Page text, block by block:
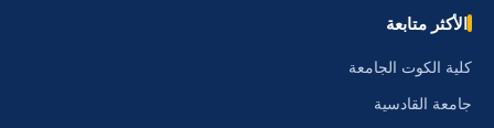
الأكثر متابعة
كلية الكوت الجامعة
جامعة القادسية